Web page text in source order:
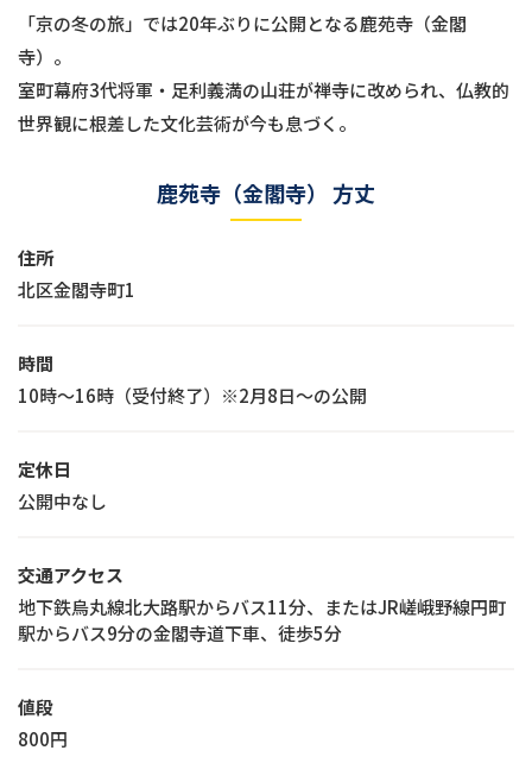
「京の冬の旅」では20年ぶりに公開となる鹿苑寺（金閣
寺）。
室町幕府3代将軍・足利義満の山荘が禅寺に改められ、仏教的
世界観に根差した文化芸術が今も息づく。
鹿苑寺（金閣寺） 方丈
住所
北区金閣寺町1
時間
10時～16時（受付終了）※2月8日～の公開
定休日
公開中なし
交通アクセス
地下鉄烏丸線北大路駅からバス11分、またはJR嵯峨野線円町
駅からバス9分の金閣寺道下車、徒歩5分
値段
800円